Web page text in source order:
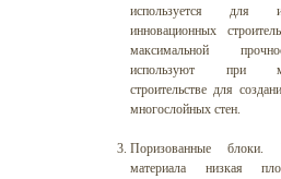
используется для
инновационных
максимальной
используют при
строительстве для
многослойных стен.
Поризованные
материала низкая